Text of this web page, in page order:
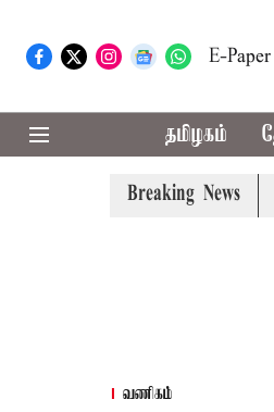
E-Paper
தமிழகம்
Breaking News
கன மழை எச்சரிக்கை
வணிகம்